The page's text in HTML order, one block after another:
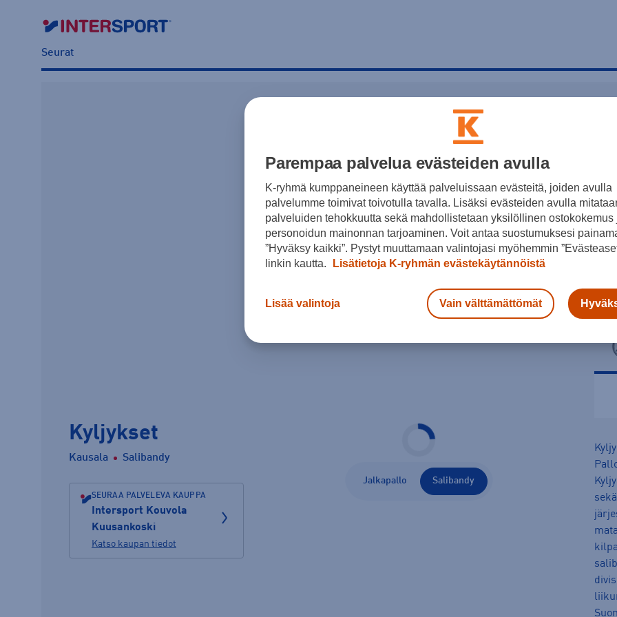
Seurat
Kyljykset
Kausala Salibandy
SEURAA PALVELEVA KAUPPA
Intersport Kouvola
Kuusankoski
Katso kaupan tiedot
Jalkapallo Salibandy
Parempaa palvelua evästeiden avulla
K-ryhmä kumppaneineen käyttää palveluissaan evästeitä, joiden avulla
palvelumme toimivat toivotulla tavalla. Lisäksi evästeiden avulla
palveluiden tehokkuutta sekä mahdollistetaan yksilöllinen ostokokemus
personoidun mainonnan tarjoaminen. Voit antaa suostumuksesi
”Hyväksy kaikki”. Pystyt muuttamaan valintojasi myöhemmin
linkin kautta.
Lisätietoja K-ryhmän evästekäytännöistä
Lisää valintoja Vain välttämättömät